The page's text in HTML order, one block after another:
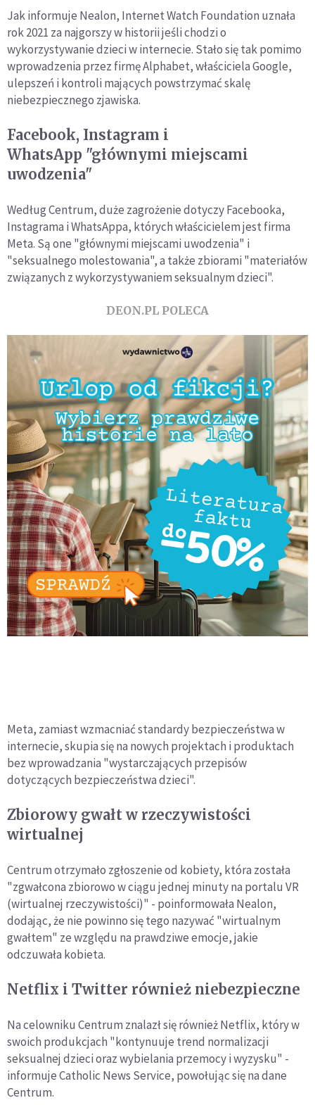
Jak informuje Nealon, Internet Watch Foundation uznała
rok 2021 za najgorszy w historii jeśli chodzi o
wykorzystywanie dzieci w internecie. Stało się tak pomimo
wprowadzenia przez firmę Alphabet, właściciela Google,
ulepszeń i kontroli mających powstrzymać skalę
niebezpiecznego zjawiska.
Facebook, Instagram i
WhatsApp "głównymi miejscami
uwodzenia"
Według Centrum, duże zagrożenie dotyczy Facebooka,
Instagrama i WhatsAppa, których właścicielem jest firma
Meta. Są one "głównymi miejscami uwodzenia" i
"seksualnego molestowania", a także zbiorami "materiałów
związanych z wykorzystywaniem seksualnym dzieci".
DEON.PL POLECA
Meta, zamiast wzmacniać standardy bezpieczeństwa w
internecie, skupia się na nowych projektach i produktach
bez wprowadzania "wystarczających przepisów
dotyczących bezpieczeństwa dzieci".
Zbiorowy gwałt w rzeczywistości
wirtualnej
Centrum otrzymało zgłoszenie od kobiety, która została
"zgwałcona zbiorowo w ciągu jednej minuty na portalu VR
(wirtualnej rzeczywistości)" - poinformowała Nealon,
dodając, że nie powinno się tego nazywać "wirtualnym
gwałtem" ze względu na prawdziwe emocje, jakie
odczuwała kobieta.
Netflix i Twitter również niebezpieczne
Na celowniku Centrum znalazł się również Netflix, który w
swoich produkcjach "kontynuuje trend normalizacji
seksualnej dzieci oraz wybielania przemocy i wyzysku" -
informuje Catholic News Service, powołując się na dane
Centrum.